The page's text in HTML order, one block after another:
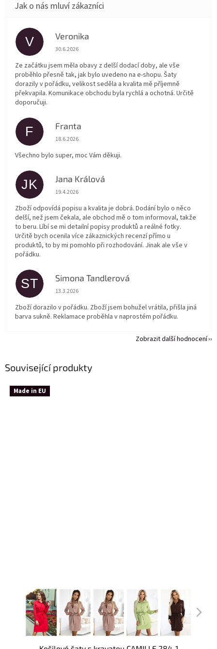
Související produkty
Made in EU
V Veronika
Hodnocení obchodu je 5 z 5 hvězdiček.
30.6.2026
Ze začátku jsem měla obavy z delší dodací doby, ale vše
proběhlo přesně tak, jak bylo uvedeno na e-shopu. Šaty
dorazily v pořádku, velikost seděla a kvalita mě příjemně
překvapila. Komunikace obchodu byla rychlá a ochotná. Určitě
doporučuji.
F Franta
Hodnocení obchodu je 5 z 5 hvězdiček.
18.6.2026
Všechno bylo super, moc Vám děkuji.
JK Jana Králová
Hodnocení obchodu je 5 z 5 hvězdiček.
19.4.2026
Zboží odpovídá popisu a kvalita je dobrá. Dodání bylo o něco
delší, než jsem čekala, ale obchod mě o tom informoval, takže
to beru. Líbí se mi detailní popisy produktů a reálné fotky.
Určitě bych ocenila více zákaznických recenzí přímo u
produktů, to by mi pomohlo při rozhodování. Jinak ale vše v
pořádku.
ST Simona Tandlerová
Hodnocení obchodu je 5 z 5 hvězdiček.
13.3.2026
Zboží dorazilo v pořádku. Zboží jsem bohužel vrátila, přišla jiná
barva sukně. Reklamace proběhla v naprostém pořádku.
Zobrazit další hodnocení